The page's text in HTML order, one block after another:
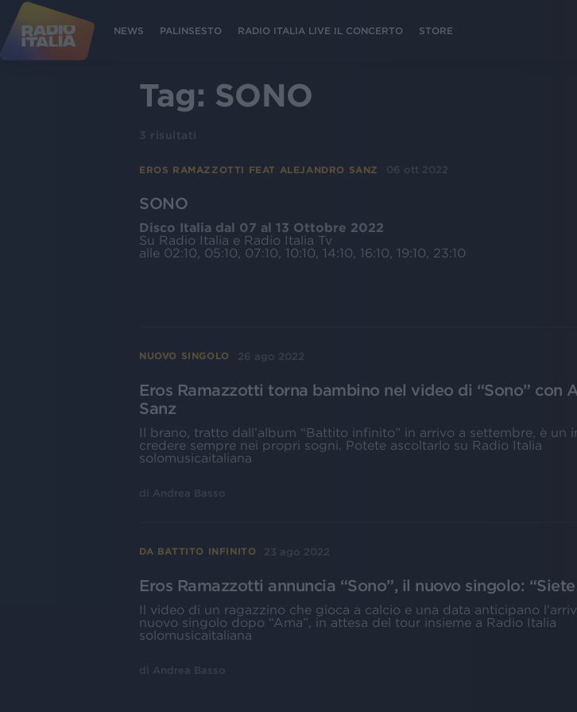
NEWS PALINSESTO RADIO ITALIA LIVE IL CONCERTO STORE
Tag: SONO
3 risultati
EROS RAMAZZOTTI FEAT ALEJANDRO SANZ 06 ott 2022
SONO
Disco Italia dal 07 al 13 Ottobre 2022
Su Radio Italia e Radio Italia Tv
alle 02:10, 05:10, 07:10, 10:10, 14:10, 16:10, 19:10, 23:10
NUOVO SINGOLO 26 ago 2022
Eros Ramazzotti torna bambino nel video di “Sono” con
Sanz
Il brano, tratto dall’album “Battito infinito” in arrivo a settembre, è un
credere sempre nei propri sogni. Potete ascoltarlo su Radio Italia
solomusicaitaliana
di Andrea Basso
DA BATTITO INFINITO 23 ago 2022
Eros Ramazzotti annuncia “Sono”, il nuovo singolo:
Il video di un ragazzino che gioca a calcio e una data anticipano
nuovo singolo dopo “Ama”, in attesa del tour insieme a Radio Italia
solomusicaitaliana
di Andrea Basso